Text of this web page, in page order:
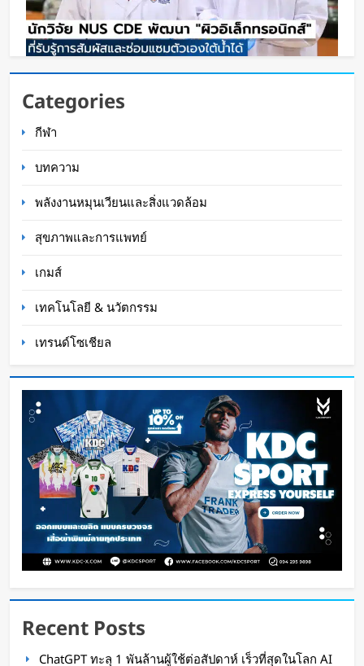
นักวิจัย NUS CDE พัฒนา “ผิวอิเล็กทรอนิกส์” ที่รับรู้
การสัมผัสและซ่อมแซมตัวเองใต้น้ำได้
แรก
Oat Content 15 ชั่วโมง ago
กำไรพุ่ง SK Hynix ทำสถิติสูงสุด กวาดรายได้มาก
Categories
กีฬา
บทความ
พลังงานหมุนเวียนและสิ่งแวดล้อม
สุขภาพและการแพทย์
เกมส์
เทคโนโลยี & นวัตกรรม
เทรนด์โซเชียล
Recent Posts
ChatGPT ทะลุ 1 พันล้านผู้ใช้ต่อสัปดาห์ เร็วที่สุดในโลก AI